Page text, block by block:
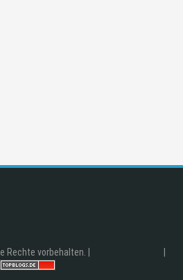
Rechte vorbehalten. |